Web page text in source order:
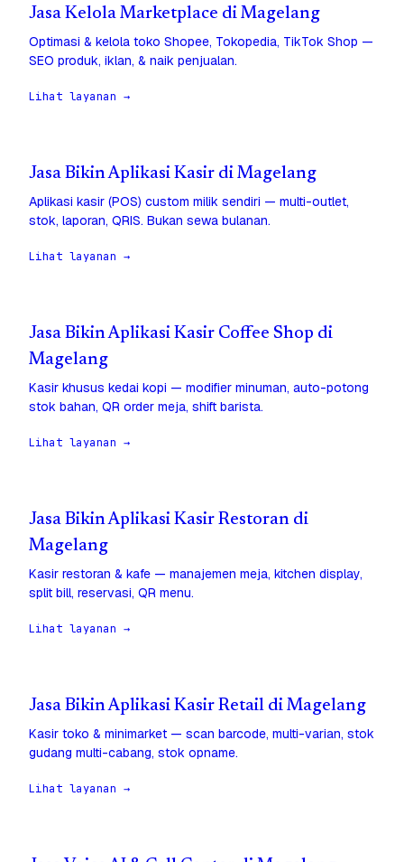
Jasa Kelola Marketplace di Magelang
Optimasi & kelola toko Shopee, Tokopedia, TikTok Shop —
SEO produk, iklan, & naik penjualan.
Lihat layanan →
Jasa Bikin Aplikasi Kasir di Magelang
Aplikasi kasir (POS) custom milik sendiri — multi-outlet,
stok, laporan, QRIS. Bukan sewa bulanan.
Lihat layanan →
Jasa Bikin Aplikasi Kasir Coffee Shop di
Magelang
Kasir khusus kedai kopi — modifier minuman, auto-potong
stok bahan, QR order meja, shift barista.
Lihat layanan →
Jasa Bikin Aplikasi Kasir Restoran di
Magelang
Kasir restoran & kafe — manajemen meja, kitchen display,
split bill, reservasi, QR menu.
Lihat layanan →
Jasa Bikin Aplikasi Kasir Retail di Magelang
Kasir toko & minimarket — scan barcode, multi-varian, stok
gudang multi-cabang, stok opname.
Lihat layanan →